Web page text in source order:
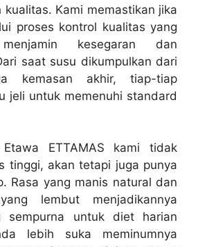
kualitas. Kami memastikan jika
proses kontrol kualitas yang
kesegaran dan
saat susu dikumpulkan dari
kemasan akhir, tiap-tiap
jeli untuk memenuhi standard
ETTAMAS kami tidak
tinggi, akan tetapi juga punya
Rasa yang manis natural dan
lembut menjadikannya
sempurna untuk diet harian
lebih suka meminumnya